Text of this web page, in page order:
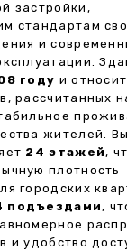
застройки,
стандартам
и
году и
рассчитанных
жителей.
24 этажей,
плотность
городских
подъездами,
и удобство